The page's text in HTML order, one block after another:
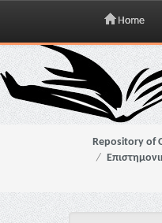
Skip
navigation
Home
Repository of